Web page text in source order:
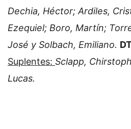
Dechia, Héctor; Ardiles,
Ezequiel; Boro, Martín;
José y Solbach, Emiliano.
Suplentes: Sclapp,
Lucas.